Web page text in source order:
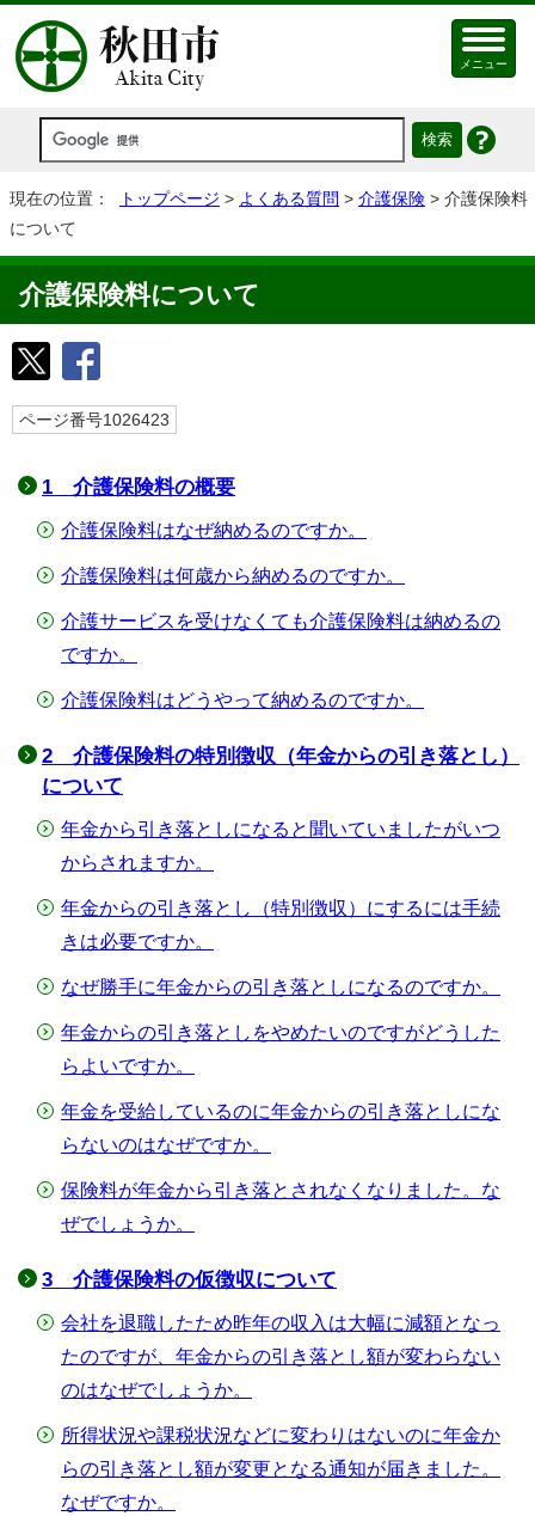
メニュー
現在の位置： トップページ > よくある質問 > 介護保険 > 介護保険料
について
介護保険料について
ページ番号1026423
1 介護保険料の概要
介護保険料はなぜ納めるのですか。
介護保険料は何歳から納めるのですか。
介護サービスを受けなくても介護保険料は納めるの
ですか。
介護保険料はどうやって納めるのですか。
2 介護保険料の特別徴収（年金からの引き落とし）
について
年金から引き落としになると聞いていましたがいつ
からされますか。
年金からの引き落とし（特別徴収）にするには手続
きは必要ですか。
なぜ勝手に年金からの引き落としになるのですか。
年金からの引き落としをやめたいのですがどうした
らよいですか。
年金を受給しているのに年金からの引き落としにな
らないのはなぜですか。
保険料が年金から引き落とされなくなりました。な
ぜでしょうか。
3 介護保険料の仮徴収について
会社を退職したため昨年の収入は大幅に減額となっ
たのですが、年金からの引き落とし額が変わらない
のはなぜでしょうか。
所得状況や課税状況などに変わりはないのに年金か
らの引き落とし額が変更となる通知が届きました。
なぜですか。